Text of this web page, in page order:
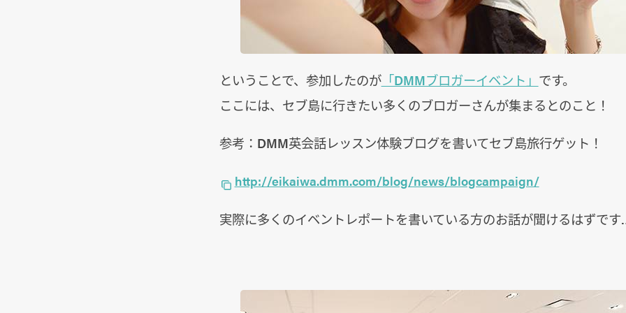
ということで、参加したのが「DMMブロガーイベント」 です。
ここには、セブ島に行きたい多くのブロガーさんが集まるとのこと！
参考：DMM英会話レッスン体験ブログを書いてセブ島旅行ゲット！
http://eikaiwa.dmm.com/blog/news/blogcampaign/
実際に多くのイベントレポートを書いている方のお話が聞けるはずで